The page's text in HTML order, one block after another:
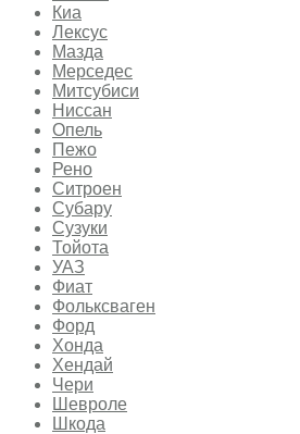
Киа
Лексус
Мазда
Мерседес
Митсубиси
Ниссан
Опель
Пежо
Рено
Ситроен
Субару
Сузуки
Тойота
УАЗ
Фиат
Фольксваген
Форд
Хонда
Хендай
Чери
Шевроле
Шкода